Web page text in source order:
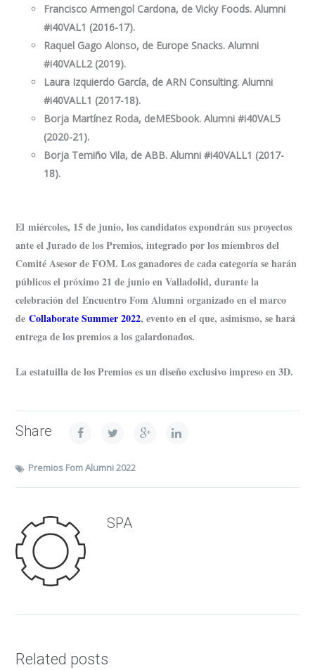
Francisco Armengol Cardona, de Vicky Foods. Alumni
#i40VAL1 (2016-17).
Raquel Gago Alonso, de Europe Snacks. Alumni
#i40VALL2 (2019).
Laura Izquierdo García, de ARN Consulting. Alumni
#i40VALL1 (2017-18).
Borja Martínez Roda, deMESbook. Alumni #i40VAL5
(2020-21).
Borja Temiño Vila, de ABB. Alumni #i40VALL1 (2017-
18).
El miércoles, 15 de junio, los candidatos expondrán sus proyectos
ante el Jurado de los Premios, integrado por los miembros del
Comité Asesor de FOM. Los ganadores de cada categoría se harán
públicos el próximo 21 de junio en Valladolid, durante la
celebración del Encuentro Fom Alumni organizado en el marco
deCollaborate Summer 2022, evento en el que, asimismo, se hará
entrega de los premios a los galardonados.
La estatuilla de los Premios es un diseño exclusivo impreso en 3D.
Share
Premios Fom Alumni 2022
SPA
Related posts